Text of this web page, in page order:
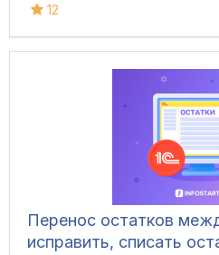
12
Перенос остатков
исправить, списать